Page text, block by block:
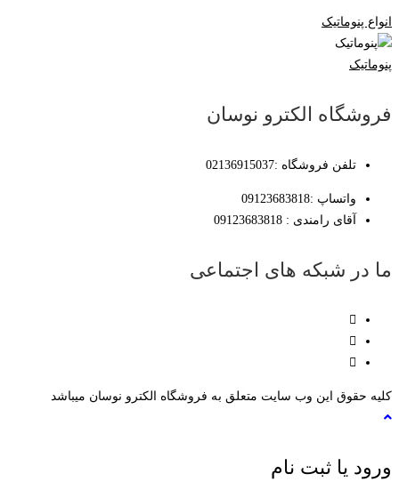
انواع پنوماتیک
پنوماتیک
فروشگاه الکترو نوسان
تلفن فروشگاه :02136915037
واتساپ :09123683818
آقای رامندی : 09123683818
ما در شبکه های اجتماعی
کلیه حقوق این وب سایت متعلق به فروشگاه الکترو نوسان میباشد
ورود یا ثبت نام